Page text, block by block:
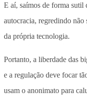
E aí, saímos de forma sutil
autocracia, regredindo não
da própria tecnologia.
Portanto, a liberdade das
e a regulação deve focar
usam o anonimato para